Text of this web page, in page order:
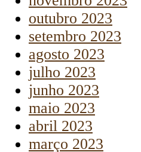
outubro 2023
setembro 2023
agosto 2023
julho 2023
junho 2023
maio 2023
abril 2023
março 2023